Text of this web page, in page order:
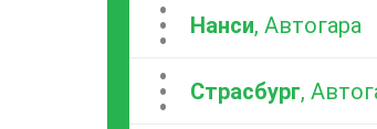
...Нанси, Автогара
...Страсбург,